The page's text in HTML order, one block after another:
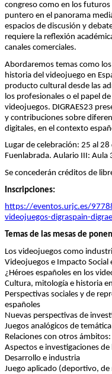
congreso como en los
puntero en el panorama
espacios de discusión y
requiere la reflexión
canales comerciales.
Abordaremos temas como
historia del videojuego en
producto cultural desde las
los profesionales o el papel
videojuegos. DIGRAES23
y contribuciones sobre
digitales, en el contexto
Lugar de celebración: 25 al
Fuenlabrada. Aulario III: Aula
Se concederán créditos de
Inscripciones:
https://eventos.urjc.es/
videojuegos-digraspain-
Temas de las mesas de
Los videojuegos como
Videojuegos e Impacto Social
¿Héroes españoles en los
Cultura, mitología e historia
Perspectivas sociales y de
españoles
Nuevas perspectivas de
Juegos analógicos de
Relaciones con otros
Aspectos e investigaciones
Desarrollo e industria
Juego aplicado (deportivo, de